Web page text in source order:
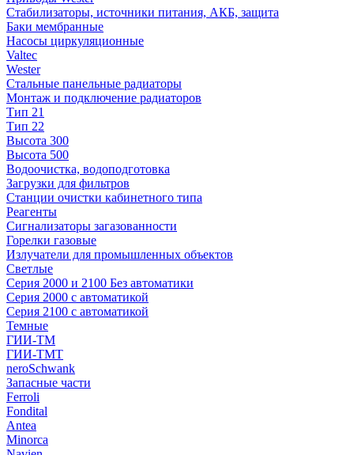
Стабилизаторы, источники питания, АКБ, защита
Баки мембранные
Насосы циркуляционные
Valtec
Wester
Стальные панельные радиаторы
Монтаж и подключение радиаторов
Тип 21
Тип 22
Высота 300
Высота 500
Водоочистка, водоподготовка
Загрузки для фильтров
Станции очистки кабинетного типа
Реагенты
Сигнализаторы загазованности
Горелки газовые
Излучатели для промышленных объектов
Светлые
Серия 2000 и 2100 Без автоматики
Серия 2000 с автоматикой
Серия 2100 с автоматикой
Темные
ГИИ-ТМ
ГИИ-ТМТ
neroSchwank
Запасные части
Ferroli
Fondital
Antea
Minorca